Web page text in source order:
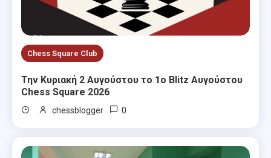
Chess Square Club
Την Κυριακή 2 Αυγούστου το 1ο Blitz Αυγούστου
Chess Square 2026
chessblogger 0